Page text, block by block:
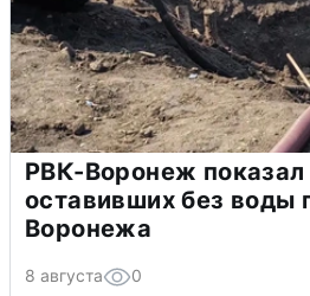
РВК-Воронеж показал
оставивших без воды
Воронежа
8 августа 0